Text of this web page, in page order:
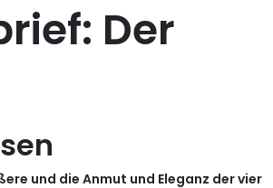
Der
und die Anmut und Eleganz der vier